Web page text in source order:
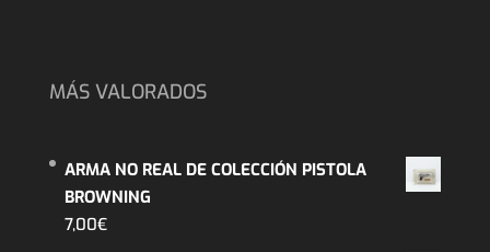
MÁS VALORADOS
ARMA NO REAL DE COLECCIÓN PISTOLA
BROWNING
7,00€